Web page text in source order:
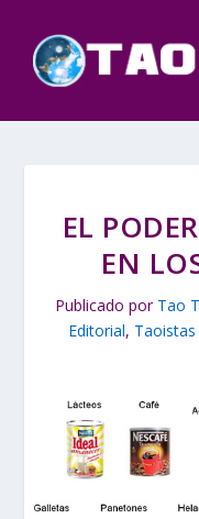
EL
EN
Publicado por Tao
Editorial,